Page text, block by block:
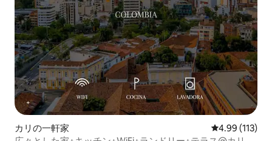
カリの一軒家 レビュー113
4.99 (113)